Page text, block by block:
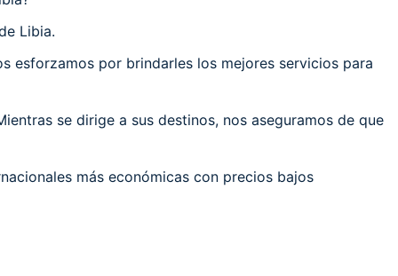
Libia.
esforzamos por brindarles los mejores servicios para
se dirige a sus destinos, nos aseguramos de que
más económicas con precios bajos